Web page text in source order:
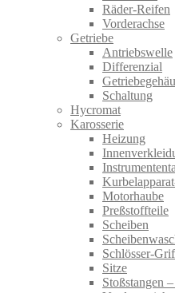
Räder-Reifen
Vorderachse
Getriebe
Antriebswelle
Differenzial
Schaltung
Hycromat
Karosserie
Heizung
Motorhaube
Preßstoffteile
Scheiben
Schlösser-
Sitze
Stoßstangen